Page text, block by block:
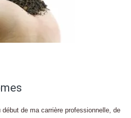
début de ma carrière professionnelle, de